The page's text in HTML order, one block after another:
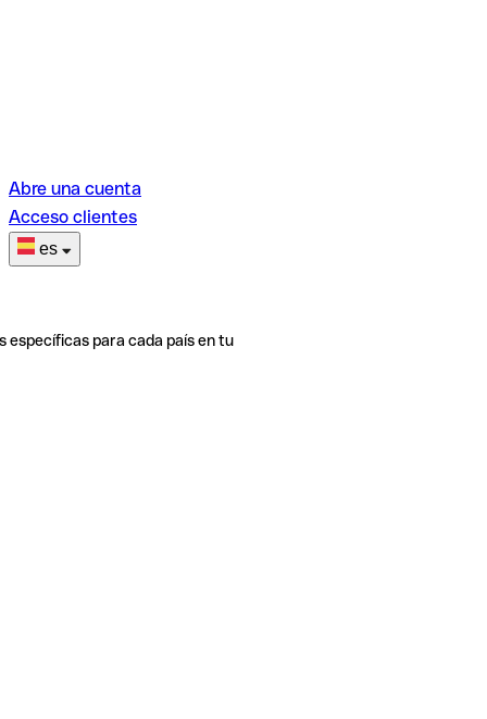
Abre una cuenta
Acceso clientes
es
específicas para cada país en tu